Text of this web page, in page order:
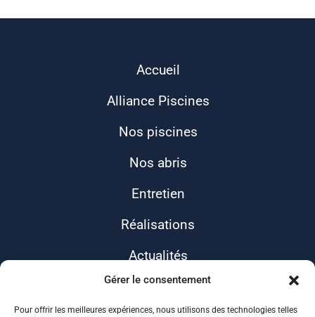
Gérer le consentement
Pour offrir les meilleures expériences, nous utilisons des technologies telles
Accueil
Alliance Piscines
Nos piscines
Nos abris
Entretien
Réalisations
Actualités
Contact